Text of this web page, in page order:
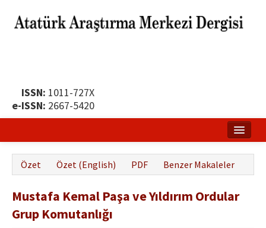
ISSN: 1011-727X
e-ISSN: 2667-5420
Hakkında
Yayın Politikası
Dergi Kurulları
Özet Özet (English) PDF Benzer Makaleler
Mustafa Kemal Paşa ve Yıldırım Ordular
Grup Komutanlığı